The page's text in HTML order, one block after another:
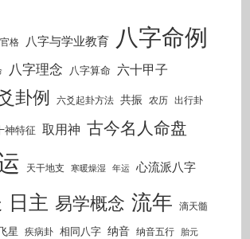
格 八字与学业教育 八字命例
八字理念 八字算命 六十甲子
卦例 六爻起卦方法 共振 农历 出行卦
神特征 取用神 古今名人命盘
天干地支 寒暖燥湿 年运 心流派八字
日主 易学概念 流年 滴天髓
星 疾病卦 相同八字 纳音 纳音五行 胎元